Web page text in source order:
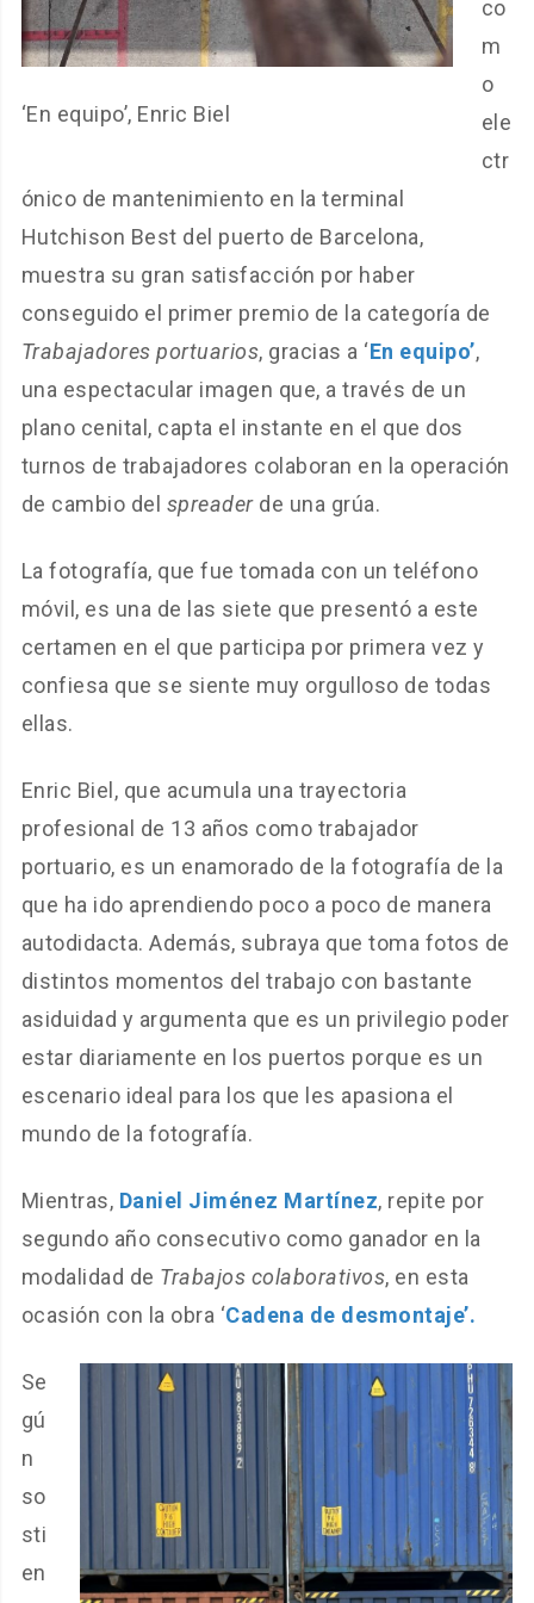
‘En equipo’, Enric Biel
co
m
o
ele
ctr
ónico de mantenimiento en la terminal
Hutchison Best del puerto de Barcelona,
muestra su gran satisfacción por haber
conseguido el primer premio de la categoría de
Trabajadores portuarios, gracias a ‘En equipo’,
una espectacular imagen que, a través de un
plano cenital, capta el instante en el que dos
turnos de trabajadores colaboran en la operación
de cambio del spreader de una grúa.
La fotografía, que fue tomada con un teléfono
móvil, es una de las siete que presentó a este
certamen en el que participa por primera vez y
confiesa que se siente muy orgulloso de todas
ellas.
Enric Biel, que acumula una trayectoria
profesional de 13 años como trabajador
portuario, es un enamorado de la fotografía de la
que ha ido aprendiendo poco a poco de manera
autodidacta. Además, subraya que toma fotos de
distintos momentos del trabajo con bastante
asiduidad y argumenta que es un privilegio poder
estar diariamente en los puertos porque es un
escenario ideal para los que les apasiona el
mundo de la fotografía.
Mientras, Daniel Jiménez Martínez, repite por
segundo año consecutivo como ganador en la
modalidad de Trabajos colaborativos, en esta
ocasión con la obra ‘Cadena de desmontaje’.
Se
gú
n
so
sti
en